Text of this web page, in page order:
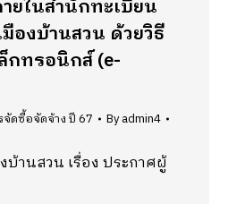
ยในสำนักทะเบียน
องบ้านสวน ด้วยวิธี
กทรอนิกส์ (e-
ดซื้อจัดจ้าง ปี 67 Byadmin4
บ้านสวน เรื่อง ประกาศผู้